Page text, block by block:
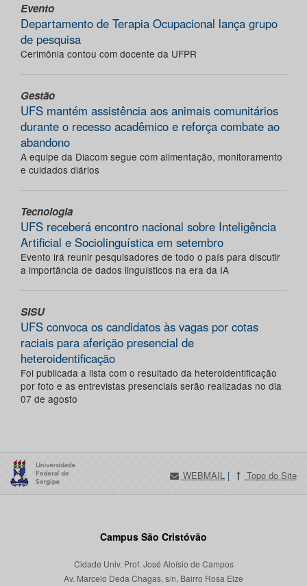
Evento
Departamento de Terapia Ocupacional lança grupo
de pesquisa
Cerimônia contou com docente da UFPR
Gestão
UFS mantém assistência aos animais comunitários
durante o recesso acadêmico e reforça combate ao
abandono
A equipe da Diacom segue com alimentação, monitoramento
e cuidados diários
Tecnologia
UFS receberá encontro nacional sobre Inteligência
Artificial e Sociolinguística em setembro
Evento irá reunir pesquisadores de todo o país para discutir
a importância de dados linguísticos na era da IA
SISU
UFS convoca os candidatos às vagas por cotas
raciais para aferição presencial de
heteroidentificação
Foi publicada a lista com o resultado da heteroidentificação
por foto e as entrevistas presenciais serão realizadas no dia
07 de agosto
WEBMAIL | Topo do Site
Campus São Cristóvão
Cidade Univ. Prof. José Aloísio de Campos
Av. Marcelo Deda Chagas, s/n, Bairro Rosa Elze